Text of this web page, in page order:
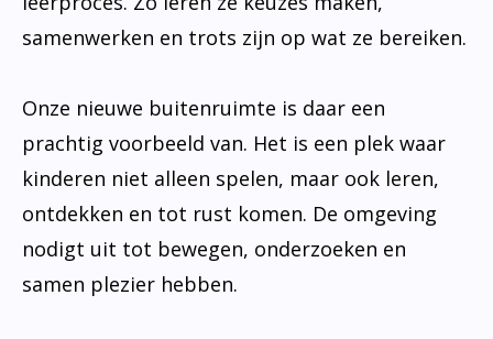
samenwerken en trots zijn op wat ze bereiken.
Onze nieuwe buitenruimte is daar een
prachtig voorbeeld van. Het is een plek waar
kinderen niet alleen spelen, maar ook leren,
ontdekken en tot rust komen. De omgeving
nodigt uit tot bewegen, onderzoeken en
samen plezier hebben.